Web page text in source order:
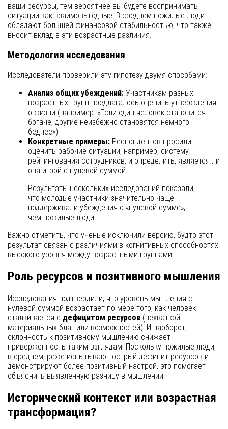
ваши ресурсы, тем вероятнее вы будете воспринимать
ситуации как взаимовыгодные. В среднем пожилые люди
обладают большей финансовой стабильностью, что также
вносит вклад в эти возрастные различия.
Методология исследования
Исследователи проверили эту гипотезу двумя способами:
Анализ общих убеждений: Участникам разных
возрастных групп предлагалось оценить утверждения
о жизни (например: «Если один человек становится
богаче, другие неизбежно становятся немного
беднее»).
Конкретные примеры: Респондентов просили
оценить рабочие ситуации, например, систему
рейтингования сотрудников, и определить, является ли
она игрой с нулевой суммой.
Результаты нескольких исследований показали,
что молодые участники значительно чаще
поддерживали убеждения о «нулевой сумме»,
чем пожилые люди.
Важно отметить, что ученые исключили версию, будто этот
результат связан с различиями в когнитивных способностях
высокого уровня между возрастными группами.
Роль ресурсов и позитивного мышления
Исследования подтвердили, что уровень мышления с
нулевой суммой возрастает по мере того, как человек
сталкивается с дефицитом ресурсов (нехваткой
материальных благ или возможностей). И наоборот,
склонность к позитивному мышлению снижает
приверженность таким взглядам. Поскольку пожилые люди,
в среднем, реже испытывают острый дефицит ресурсов и
демонстрируют более позитивный настрой, это помогает
объяснить выявленную разницу в мышлении.
Исторический контекст или возрастная
трансформация?